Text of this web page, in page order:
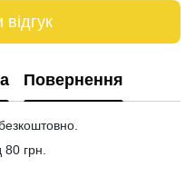
Повернення
грн.